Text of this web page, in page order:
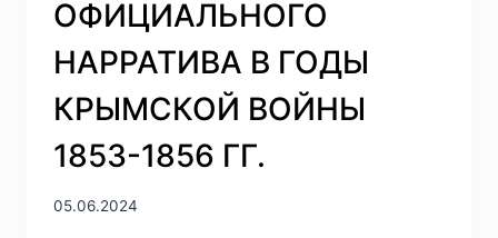
ОФИЦИАЛЬНОГО
НАРРАТИВА В ГОДЫ
КРЫМСКОЙ ВОЙНЫ
1853-1856 ГГ.
05.06.2024